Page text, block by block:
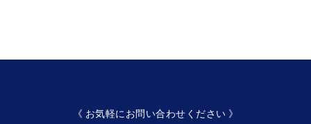
《 お気軽にお問い合わせください 》